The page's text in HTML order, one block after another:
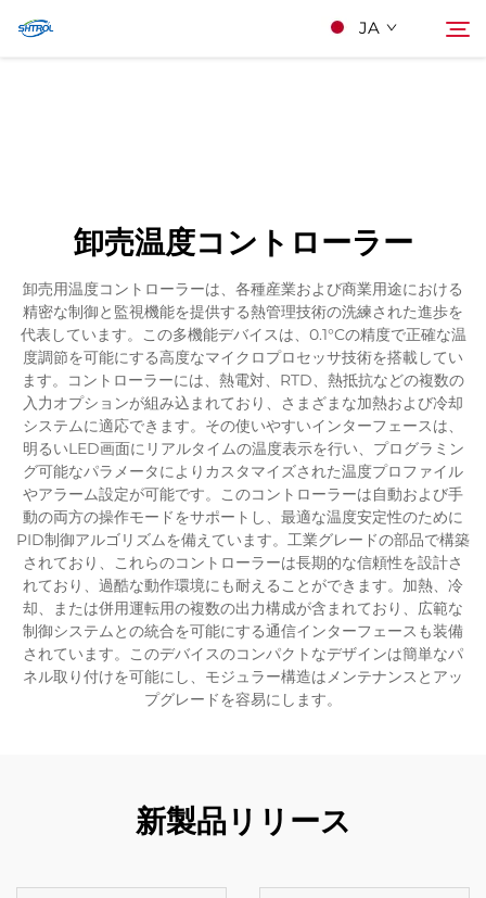
JA
連絡する
卸売温度コントローラー
卸売用温度コントローラーは、各種産業および商業用途における
精密な制御と監視機能を提供する熱管理技術の洗練された進歩を
代表しています。この多機能デバイスは、0.1°Cの精度で正確な温
度調節を可能にする高度なマイクロプロセッサ技術を搭載してい
ます。コントローラーには、熱電対、RTD、熱抵抗などの複数の
入力オプションが組み込まれており、さまざまな加熱および冷却
システムに適応できます。その使いやすいインターフェースは、
明るいLED画面にリアルタイムの温度表示を行い、プログラミン
グ可能なパラメータによりカスタマイズされた温度プロファイル
やアラーム設定が可能です。このコントローラーは自動および手
動の両方の操作モードをサポートし、最適な温度安定性のために
PID制御アルゴリズムを備えています。工業グレードの部品で構築
されており、これらのコントローラーは長期的な信頼性を設計さ
れており、過酷な動作環境にも耐えることができます。加熱、冷
却、または併用運転用の複数の出力構成が含まれており、広範な
制御システムとの統合を可能にする通信インターフェースも装備
されています。このデバイスのコンパクトなデザインは簡単なパ
ネル取り付けを可能にし、モジュラー構造はメンテナンスとアッ
プグレードを容易にします。
新製品リリース